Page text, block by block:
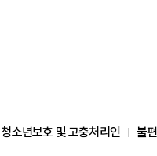
청소년보호 및 고충처리인 불